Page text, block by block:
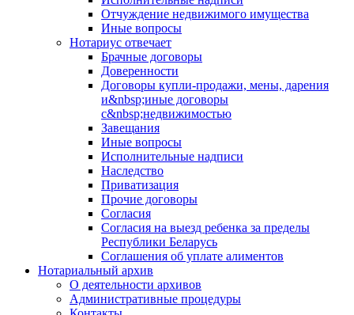
Отчуждение недвижимого имущества
Иные вопросы
Нотариус отвечает
Брачные договоры
Доверенности
Договоры купли-продажи, мены, дарения
и&nbsp;иные договоры
с&nbsp;недвижимостью
Завещания
Иные вопросы
Исполнительные надписи
Наследство
Приватизация
Прочие договоры
Согласия
Согласия на выезд ребенка за пределы
Республики Беларусь
Соглашения об уплате алиментов
Нотариальный архив
О деятельности архивов
Административные процедуры